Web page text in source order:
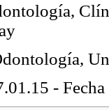
-